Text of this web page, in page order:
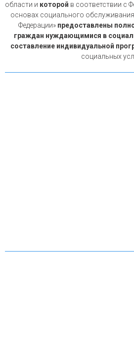
области и которой в соответствии с
основах социального
Федерации» предоставлены
граждан нуждающимися в
составление индивидуальной
социальных